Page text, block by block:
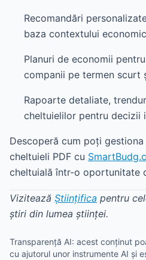
Recomandări
baza contextului
Planuri de economii
companii pe termen scurt
Rapoarte detaliate,
cheltuielilor pentru decizii
Descoperă cum poți
cheltuieli PDF cu
cheltuială într-o oportunitate
Vizitează Științifica pentru
știri din lumea științei.
Transparență AI: acest conținut
cu ajutorul unor instrumente AI și